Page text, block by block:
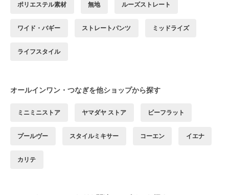
ポリエステル素材 無地 ルーズストレート
ワイド・バギー ストレートパンツ ミッドライズ
ライフスタイル
オールインワン・つなぎを他ショップから探す
ミニミニストア ヤマダヤ ストア ビーフラット
プールヴー スタイルミキサー コーエン イエナ
カリテ